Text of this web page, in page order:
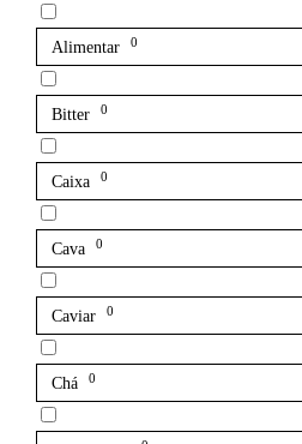
Alimentar 0
Bitter 0
Caixa 0
Cava 0
Caviar 0
Chá 0